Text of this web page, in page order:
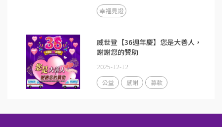
幸福見證
威世登【36週年慶】您是大善人，
謝謝您的贊助
2025-12-12
公益 感謝 募款